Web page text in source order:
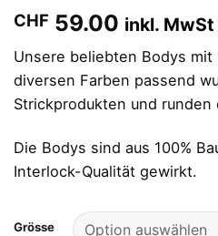
CHF 59.00 inkl. MwSt
Unsere beliebten Bodys
diversen Farben passend
Strickprodukten und
Die Bodys sind aus 100%
Interlock-Qualität gewirkt.
Grösse